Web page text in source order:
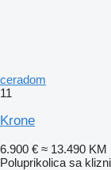
ceradom
11
Krone
6.900 € ≈ 13.490 KM
Poluprikolica sa